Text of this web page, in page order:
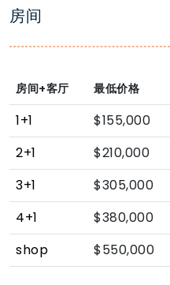
房间
房间+客厅 最低价格
1+1 $155,000
2+1
$210,000
3+1
$305,000
4+1
$380,000
shop
$550,000